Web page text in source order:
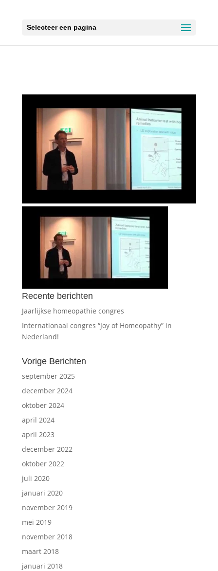
Selecteer een pagina
Recente berichten
Jaarlijkse homeopathie congres
Internationaal congres “Joy of Homeopathy” in
Nederland!
Vorige Berichten
september 2025
december 2024
oktober 2024
april 2024
april 2023
december 2022
oktober 2022
juli 2020
januari 2020
november 2019
mei 2019
november 2018
maart 2018
januari 2018